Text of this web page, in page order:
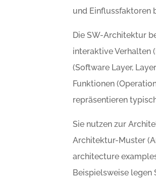
und Einflussfaktoren
Die SW-Architektur
interaktive Verhalten
(Software Layer,
Funktionen
repräsentieren
Sie nutzen zur
Architektur-Muster
architecture
Beispielsweise legen